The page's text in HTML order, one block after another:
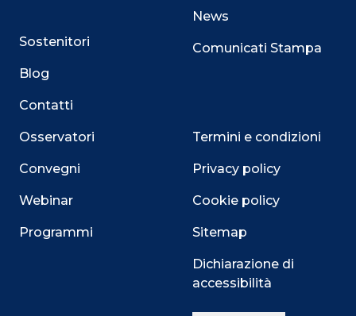
Sostenitori
Blog
Contatti
Osservatori
Convegni
Webinar
Programmi
News
Comunicati Stampa
Termini e condizioni
Privacy policy
Cookie policy
Sitemap
Dichiarazione di
accessibilità